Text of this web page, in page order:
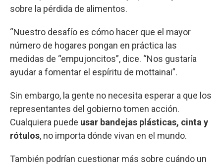
sobre la pérdida de alimentos.
“Nuestro desafío es cómo hacer que el mayor
número de hogares pongan en práctica las
medidas de “empujoncitos”, dice. “Nos gustaría
ayudar a fomentar el espíritu de mottainai”.
Sin embargo, la gente no necesita esperar a que los
representantes del gobierno tomen acción.
Cualquiera puede usar bandejas plásticas, cinta y
rótulos, no importa dónde vivan en el mundo.
También podrían cuestionar más sobre cuándo un